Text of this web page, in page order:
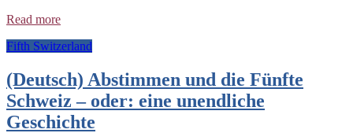
Read more
Fifth Switzerland
(Deutsch) Abstimmen und die Fünfte
Schweiz – oder: eine unendliche
Geschichte